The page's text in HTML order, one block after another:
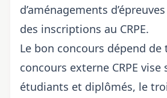
d’aménagements
des inscriptions au CRPE.
Le bon concours dépend
concours externe CRPE
étudiants et diplômés, le